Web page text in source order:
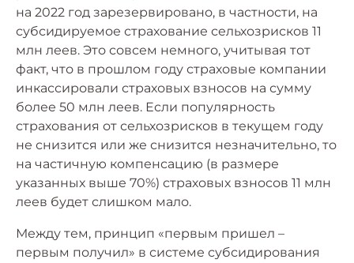
на 2022 год зарезервировано, в частности, на
субсидируемое страхование сельхозрисков 11
млн леев. Это совсем немного, учитывая тот
факт, что в прошлом году страховые компании
инкассировали страховых взносов на сумму
более 50 млн леев. Если популярность
страхования от сельхозрисков в текущем году
не снизится или же снизится незначительно, то
на частичную компенсацию (в размере
указанных выше 70%) страховых взносов 11 млн
леев будет слишком мало.
Между тем, принцип «первым пришел –
первым получил» в системе субсидирования